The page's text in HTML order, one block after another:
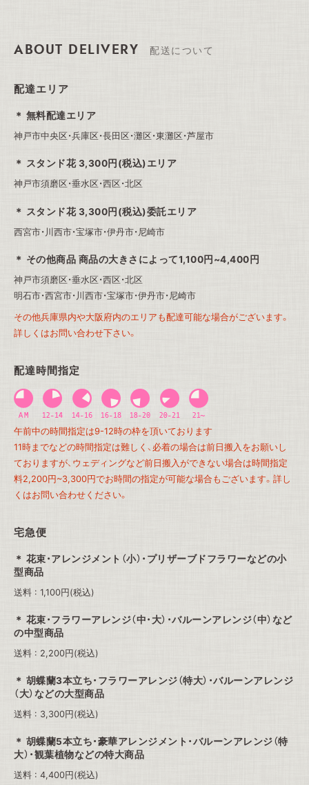
ABOUT DELIVERY 配送について
配達エリア
無料配達エリア
神戸市中央区・兵庫区・長田区・灘区・東灘区・芦屋市
スタンド花 3,300円(税込)エリア
神戸市須磨区・垂水区・西区・北区
スタンド花 3,300円(税込)委託エリア
西宮市・川西市・宝塚市・伊丹市・尼崎市
その他商品 商品の大きさによって1,100円~4,400円
神戸市須磨区・垂水区・西区・北区
明石市・西宮市・川西市・宝塚市・伊丹市・尼崎市
その他兵庫県内や大阪府内のエリアも配達可能な場合がございます。
詳しくはお問い合わせ下さい。
配達時間指定
午前中の時間指定は9-12時の枠を頂いております
11時までなどの時間指定は難しく、必着の場合は前日搬入をお願いし
ておりますが、ウェディングなど前日搬入ができない場合は時間指定
料2,200円~3,300円でお時間の指定が可能な場合もございます。詳し
くはお問い合わせください。
宅急便
花束・アレンジメント（小）・プリザーブドフラワーなどの小
型商品
送料 : 1,100円(税込)
花束・フラワーアレンジ（中・大）・バルーンアレンジ（中）など
の中型商品
送料 : 2,200円(税込)
胡蝶蘭3本立ち・フラワーアレンジ（特大）・バルーンアレンジ
（大）などの大型商品
送料 : 3,300円(税込)
胡蝶蘭5本立ち・豪華アレンジメント・バルーンアレンジ（特
大）・観葉植物などの特大商品
送料 : 4,400円(税込)